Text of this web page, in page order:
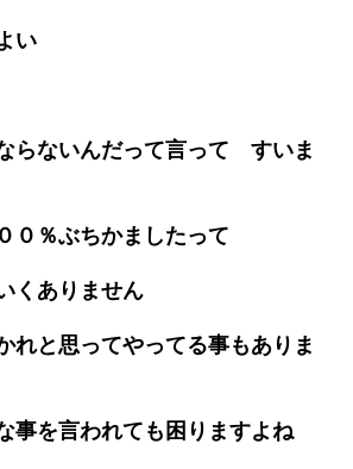
い
らないんだって言って すいま
０％ぶちかましたって
くありません
れと思ってやってる事もありま
事を言われても困りますよね